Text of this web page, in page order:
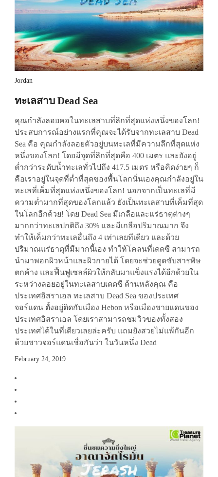
Jordan
ทะเลสาบ Dead Sea
คุณกำลังลอยคอในทะเลสาบที่ลึกที่สุดแห่งหนึ่งของโลก!
ประสบการณ์อย่างแรกที่คุณจะได้รับจากทะเลสาบ Dead
Sea คือ คุณกำลังลอยตัวอยู่บนทะเลที่มีความลึกที่สุดแห่ง
หนึ่งของโลก! โดยมีจุดที่ลึกที่สุดคือ 400 เมตร และยังอยู่
ต่ำกว่าระดับน้ำทะเลทั่วไปถึง 417.5 เมตร หรือคิดง่ายๆ ก็
คือเราอยู่ในจุดที่ต่ำที่สุดของพื้นโลกนั่นเองคุณกำลังอยู่ใน
ทะเลที่เค็มที่สุดแห่งหนึ่งของโลก! นอกจากเป็นทะเลที่มี
ความต่ำมากที่สุดของโลกแล้ว ยังเป็นทะเลสาบที่เค็มที่สุด
ในโลกอีกด้วย! โดย Dead Sea มีเกลือและแร่ธาตุต่างๆ
มากกว่าทะเลปกติถึง 30% และมีเกลือปริมาณมาก จึง
ทำให้เค็มกว่าทะเลอื่นถึง 4 เท่าเลยทีเดียว และด้วย
ปริมาณแร่ธาตุที่มีมากนี้เอง ทำให้โคลนที่เดดซี สามารถ
นำมาพอกผิวหน้าและผิวกายได้ โดยจะช่วยดูดซับสารพิษ
ตกค้าง และฟื้นฟูเซลล์ผิวให้กลับมาแข็งแรงได้อีกด้วยใน
ระหว่างลอยอยู่ในทะเลสาบเดดซี ด้านหลังคุณ คือ
ประเทศอิสราเอล ทะเลสาบ Dead Sea ของประเทศ
จอร์แดน ตั้งอยู่ติดกับเมือง Hebon หรือเมืองชายแดนของ
ประเทศอิสราเอล โดยเราสามารถชมวิวของทั้งสอง
ประเทศได้ในที่เดียวเลยล่ะครับ แถมยังสวยไม่แพ้กันอีก
ด้วยชาวจอร์แดนเชื่อกันว่า ในวันหนึ่ง Dead
February 24, 2019